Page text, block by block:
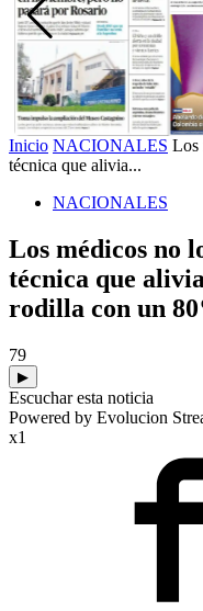
Inicio NACIONALES Los
técnica que alivia...
NACIONALES
Los médicos no
técnica que
rodilla con un
79
▶
Escuchar esta noticia
Powered by Evolucion
x1